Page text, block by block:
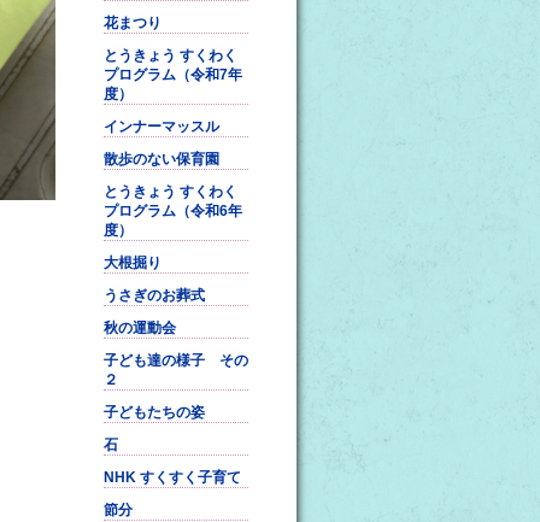
花まつり
とうきょう すくわく
プログラム（令和7年
度）
インナーマッスル
散歩のない保育園
とうきょう すくわく
プログラム（令和6年
度）
大根掘り
うさぎのお葬式
秋の運動会
子ども達の様子 その
２
子どもたちの姿
石
NHK すくすく子育て
節分